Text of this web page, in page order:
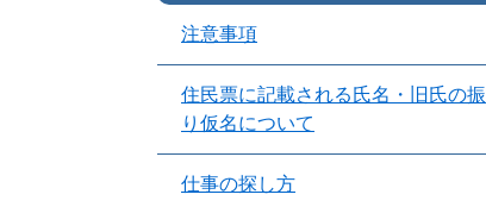
注意事項
住民票に記載される氏名・旧氏の振
り仮名について
仕事の探し方